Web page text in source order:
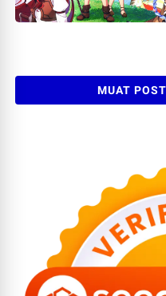
MUAT